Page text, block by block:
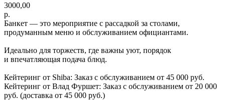
3000,00
р.
Банкет — это мероприятие с рассадкой за столами,
продуманным меню и обслуживанием официантами.
Идеально для торжеств, где важны уют, порядок
и впечатляющая подача блюд.
Кейтеринг от Shiba: Заказ с обслуживанием от 45 000 руб.
Кейтеринг от Влад Фуршет: Заказ с обслуживанием от 20 000
руб. (доставка от 45 000 руб.)